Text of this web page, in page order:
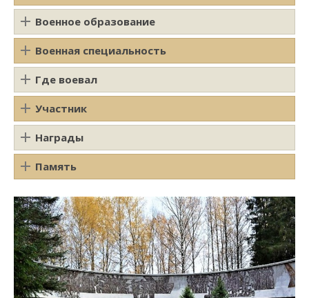
Военное образование
Военная специальность
Где воевал
Участник
Награды
Память